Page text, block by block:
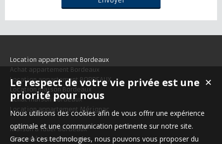
Location appartement Bordeaux
Achat appartement Bordeaux
Location appartement BORDEAUX
Location maison Bordeaux
Achat maison Bordeaux
Location appartement Mérignac
Maison à louer Bordeaux
Maison à louer Bordeaux
✕
Le respect de votre vie privée est une
priorité pour nous
Nous utilisons des cookies afin de vous offrir une expérience
optimale et une communication pertinente sur notre site.
Grace à ces technologies, nous pouvons vous proposer du